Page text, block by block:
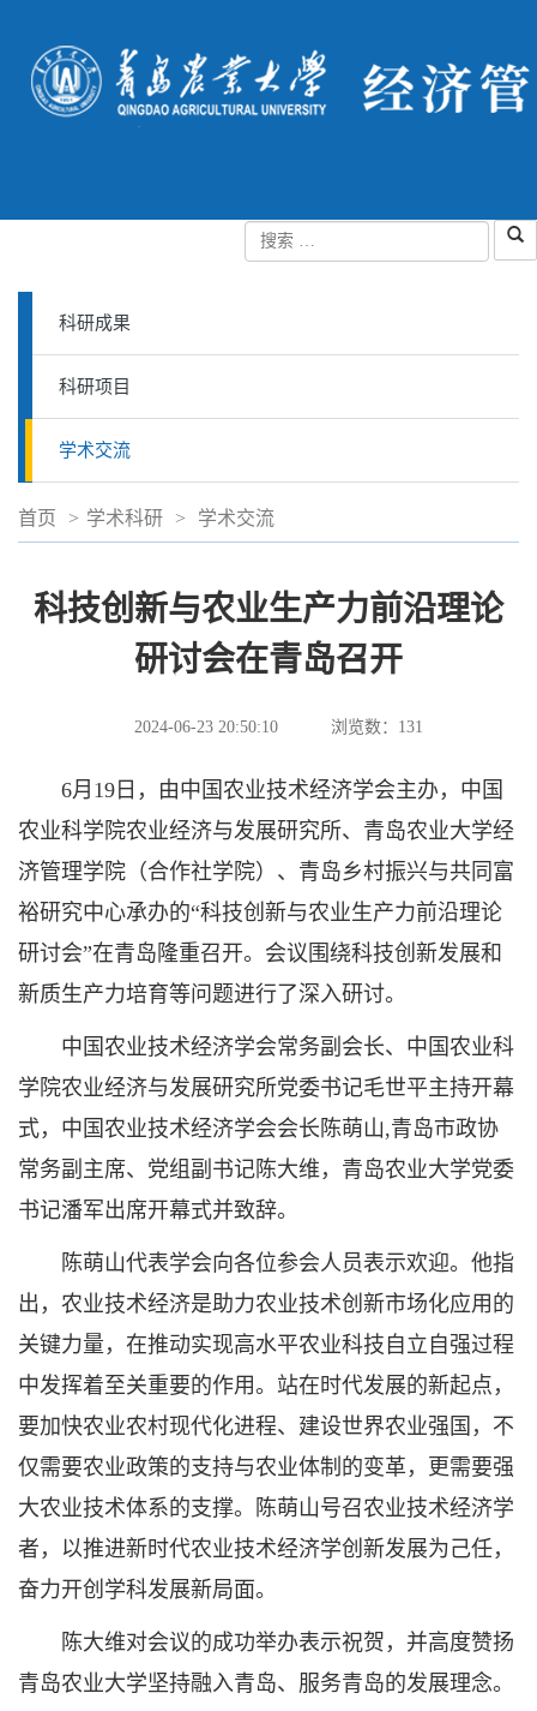
科研成果
科研项目
学术交流
首页 > 学术科研 > 学术交流
科技创新与农业生产力前沿理论
研讨会在青岛召开
2024-06-23 20:50:10 浏览数： 131
6月19日，由中国农业技术经济学会主办，中国
农业科学院农业经济与发展研究所、青岛农业大学经
济管理学院（合作社学院）、青岛乡村振兴与共同富
裕研究中心承办的“科技创新与农业生产力前沿理论
研讨会”在青岛隆重召开。会议围绕科技创新发展和
新质生产力培育等问题进行了深入研讨。
中国农业技术经济学会常务副会长、中国农业科
学院农业经济与发展研究所党委书记毛世平主持开幕
式，中国农业技术经济学会会长陈萌山,青岛市政协
常务副主席、党组副书记陈大维，青岛农业大学党委
书记潘军出席开幕式并致辞。
陈萌山代表学会向各位参会人员表示欢迎。他指
出，农业技术经济是助力农业技术创新市场化应用的
关键力量，在推动实现高水平农业科技自立自强过程
中发挥着至关重要的作用。站在时代发展的新起点，
要加快农业农村现代化进程、建设世界农业强国，不
仅需要农业政策的支持与农业体制的变革，更需要强
大农业技术体系的支撑。陈萌山号召农业技术经济学
者，以推进新时代农业技术经济学创新发展为己任，
奋力开创学科发展新局面。
陈大维对会议的成功举办表示祝贺，并高度赞扬
青岛农业大学坚持融入青岛、服务青岛的发展理念。